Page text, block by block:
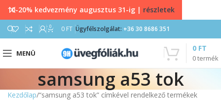
0 0 FT Ügyfélszolgálat: +36 30 8686 351
MENÜ
0termék
0 FT
samsung a53 tok
Kezdőlap “samsung a53 tok” címkével rendelkező termékek
10-20% kedvezmény augusztus 31-ig | részletek